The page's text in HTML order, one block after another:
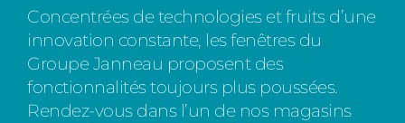
Concentrées de technologies et fruits d’une
innovation constante, les fenêtres du
Groupe Janneau proposent des
fonctionnalités toujours plus poussées.
Rendez-vous dans l’un de nos magasins